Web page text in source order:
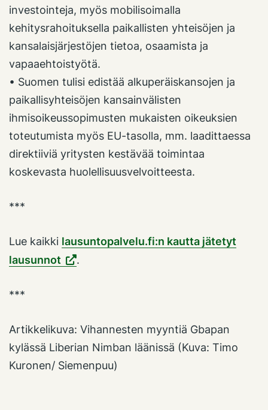
investointeja, myös mobilisoimalla
kehitysrahoituksella paikallisten yhteisöjen ja
kansalaisjärjestöjen tietoa, osaamista ja
vapaaehtoistyötä.
• Suomen tulisi edistää alkuperäiskansojen ja
paikallisyhteisöjen kansainvälisten
ihmisoikeussopimusten mukaisten oikeuksien
toteutumista myös EU-tasolla, mm. laadittaessa
direktiiviä yritysten kestävää toimintaa
koskevasta huolellisuusvelvoitteesta.
***
Lue kaikki lausuntopalvelu.fi:n kautta jätetyt
lausunnot
.
***
Artikkelikuva: Vihannesten myyntiä Gbapan
kylässä Liberian Nimban läänissä (Kuva: Timo
Kuronen/ Siemenpuu)